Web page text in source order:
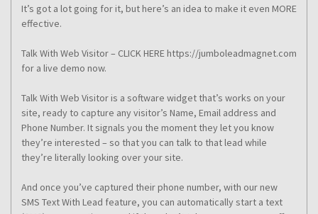
It’s got a lot going for it, but here’s an idea to make it even MORE
effective.
Talk With Web Visitor – CLICK HERE https://jumboleadmagnet.com
for a live demo now.
Talk With Web Visitor is a software widget that’s works on your
site, ready to capture any visitor’s Name, Email address and
Phone Number. It signals you the moment they let you know
they’re interested – so that you can talk to that lead while
they’re literally looking over your site.
And once you’ve captured their phone number, with our new
SMS Text With Lead feature, you can automatically start a text